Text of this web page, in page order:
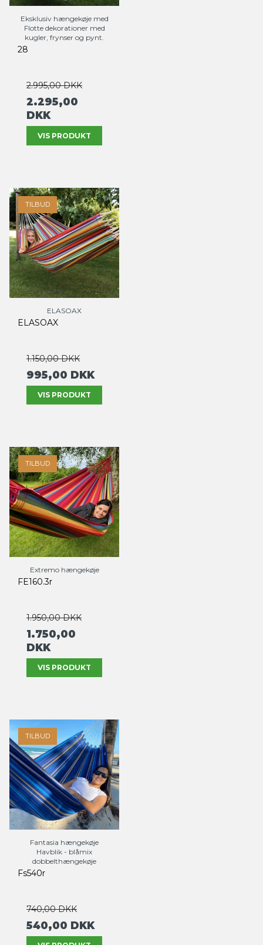
Eksklusiv hængekøje med
Flotte dekorationer med
kugler, frynser og pynt.
28
2.995,00 DKK
2.295,00
DKK
VIS PRODUKT
TILBUD
ELASOAX
ELASOAX
1.150,00 DKK
995,00 DKK
VIS PRODUKT
TILBUD
Extremo hængekøje
FE160.3r
1.950,00 DKK
1.750,00
DKK
VIS PRODUKT
TILBUD
Fantasia hængekøje
Havblik - blåmix
dobbelthængekøje
Fs540r
740,00 DKK
540,00 DKK